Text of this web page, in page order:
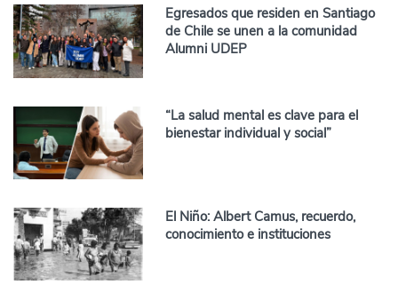
Egresados que residen en Santiago
de Chile se unen a la comunidad
Alumni UDEP
“La salud mental es clave para el
bienestar individual y social”
El Niño: Albert Camus, recuerdo,
conocimiento e instituciones